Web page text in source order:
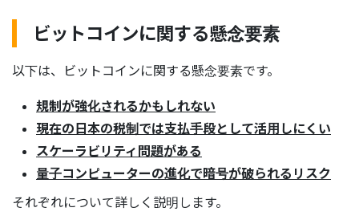
ビットコインに関する懸念要素
以下は、ビットコインに関する懸念要素です。
規制が強化されるかもしれない
現在の日本の税制では支払手段として活用しにくい
スケーラビリティ問題がある
量子コンピューターの進化で暗号が破られるリスク
それぞれについて詳しく説明します。